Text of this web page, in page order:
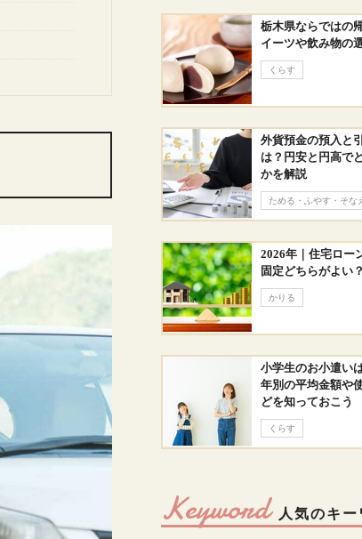
栃木県ならではの
イーツや飲み物の
くらす
外貨預金の預入と
は？円安と円高で
かを解説
ためる・ふやす・そな
2026年｜住宅ロー
固定どちらがよい
かりる
小学生のお小遣い
年別の平均金額や
どを知っておこう
くらす
Keyword 人気のキー